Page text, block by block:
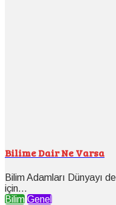
Bilime Dair Ne Varsa
Bilim Adamları Dünyayı
için...
Bilim Genel